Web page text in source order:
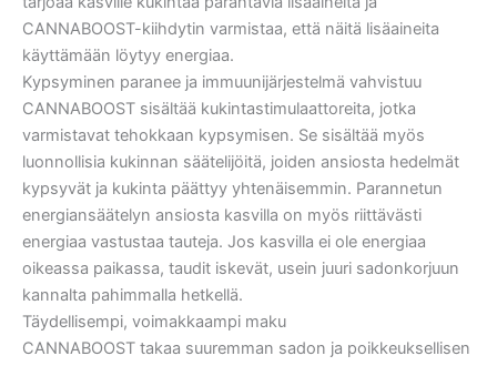
CANNABOOST-kiihdytin varmistaa, että näitä lisäaineita
käyttämään löytyy energiaa.
Kypsyminen paranee ja immuunijärjestelmä vahvistuu
CANNABOOST sisältää kukintastimulaattoreita, jotka
varmistavat tehokkaan kypsymisen. Se sisältää myös
luonnollisia kukinnan säätelijöitä, joiden ansiosta hedelmät
kypsyvät ja kukinta päättyy yhtenäisemmin. Parannetun
energiansäätelyn ansiosta kasvilla on myös riittävästi
energiaa vastustaa tauteja. Jos kasvilla ei ole energiaa
oikeassa paikassa, taudit iskevät, usein juuri sadonkorjuun
kannalta pahimmalla hetkellä.
Täydellisempi, voimakkaampi maku
CANNABOOST takaa suuremman sadon ja poikkeuksellisen